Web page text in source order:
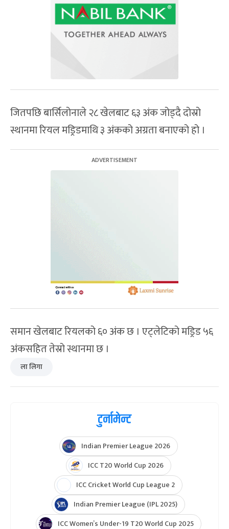
जितपछि बार्सिलोनाले २८ खेलबाट ६३ अंक जोड्दै दोस्रो
स्थानमा रियल मड्रिडमाथि ३ अंकको अग्रता बनाएको हो ।
समान खेलबाट रियलको ६० अंक छ । एट्लेटिको मड्रिड ५६
अंकसहित तेस्रो स्थानमा छ ।
ला लिगा
टुर्नामेन्ट
Indian Premier League 2026
ICC T20 World Cup 2026
ICC Cricket World Cup League 2
Indian Premier League (IPL 2025)
ICC Women’s Under-19 T20 World Cup 2025